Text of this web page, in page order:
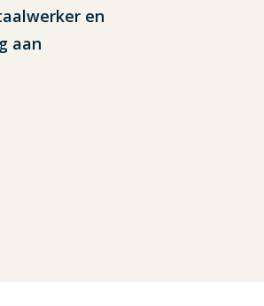
en
aan